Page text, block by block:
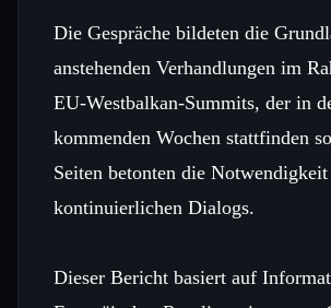
Die Gespräche bildeten die
anstehenden Verhandlungen im
EU‑Westbalkan‑Summits, der in
kommenden Wochen stattfinden
Seiten betonten die Notwendigkeit
kontinuierlichen Dialogs.
Dieser Bericht basiert auf